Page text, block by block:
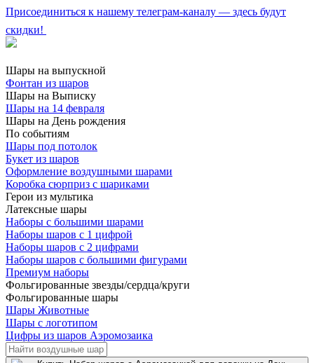
Присоединиться к нашему телеграм-каналу — здесь будут
скидки!
Шары на выпускной
Фонтан из шаров
Шары на Выписку
Шары на 14 февраля
Шары на День рождения
По событиям
Шары под потолок
Букет из шаров
Оформление воздушными шарами
Коробка сюрприз с шариками
Герои из мультика
Латексные шары
Наборы с большими шарами
Наборы шаров с 1 цифрой
Наборы шаров с 2 цифрами
Наборы шаров с большими фигурами
Премиум наборы
Фольгированные звезды/сердца/круги
Фольгированные шары
Шары Животные
Шары с логотипом
Цифры из шаров Аэромозаика